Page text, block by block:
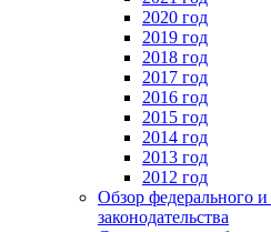
2020 год
2019 год
2018 год
2017 год
2016 год
2015 год
2014 год
2013 год
2012 год
Обзор федерального и
законодательства